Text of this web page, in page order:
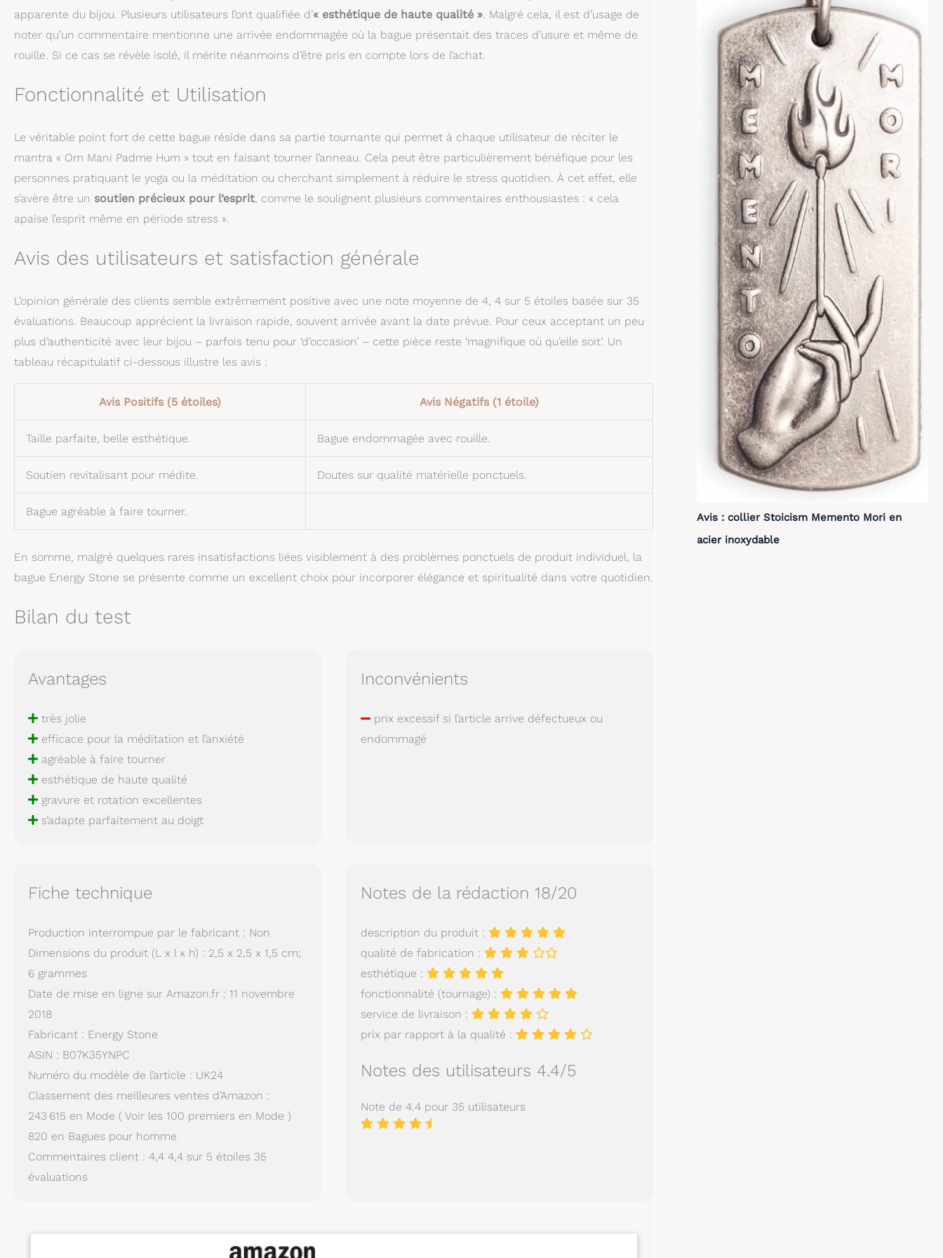
apparente du bijou. Plusieurs utilisateurs l’ont qualifiée d’« esthétique de haute qualité ». Malgré cela, il est d’usage de
noter qu’un commentaire mentionne une arrivée endommagée où la bague présentait des traces d’usure et même de
rouille. Si ce cas se révèle isolé, il mérite néanmoins d’être pris en compte lors de l’achat.
Fonctionnalité et Utilisation
Le véritable point fort de cette bague réside dans sa partie tournante qui permet à chaque utilisateur de réciter le
mantra « Om Mani Padme Hum » tout en faisant tourner l’anneau. Cela peut être particulièrement bénéfique pour les
personnes pratiquant le yoga ou la méditation ou cherchant simplement à réduire le stress quotidien. À cet effet, elle
s’avère être un soutien précieux pour l’esprit, comme le soulignent plusieurs commentaires enthousiastes : « cela
apaise l’esprit même en période stress ».
Avis des utilisateurs et satisfaction générale
L’opinion générale des clients semble extrêmement positive avec une note moyenne de 4, 4 sur 5 étoiles basée sur 35
évaluations. Beaucoup apprécient la livraison rapide, souvent arrivée avant la date prévue. Pour ceux acceptant un peu
plus d’authenticité avec leur bijou – parfois tenu pour ‘d’occasion’ – cette pièce reste ‘magnifique où qu’elle soit’. Un
tableau récapitulatif ci-dessous illustre les avis :
Avis Positifs (5 étoiles) Avis Négatifs (1 étoile)
Taille parfaite, belle esthétique. Bague endommagée avec rouille.
Soutien revitalisant pour médite. Doutes sur qualité matérielle ponctuels.
Bague agréable à faire tourner.
En somme, malgré quelques rares insatisfactions liées visiblement à des problèmes ponctuels de produit individuel, la
bague Energy Stone se présente comme un excellent choix pour incorporer élégance et spiritualité dans votre quotidien.
Bilan du test
Avantages
très jolie
efficace pour la méditation et l’anxiété
agréable à faire tourner
esthétique de haute qualité
gravure et rotation excellentes
s’adapte parfaitement au doigt
Inconvénients
prix excessif si l’article arrive défectueux ou
endommagé
Fiche technique
Production interrompue par le fabricant : Non
Dimensions du produit (L x l x h) : 2,5 x 2,5 x 1,5 cm;
6 grammes
Date de mise en ligne sur Amazon.fr : 11 novembre
2018
Fabricant : Energy Stone
ASIN : B07K35YNPC
Numéro du modèle de l’article : UK24
Classement des meilleures ventes d’Amazon :
243 615 en Mode ( Voir les 100 premiers en Mode )
820 en Bagues pour homme
Commentaires client : 4,4 4,4 sur 5 étoiles 35
évaluations
Notes de la rédaction 18/20
description du produit :
qualité de fabrication :
esthétique :
fonctionnalité (tournage) :
service de livraison :
prix par rapport à la qualité :
Notes des utilisateurs 4.4/5
Note de 4.4 pour 35 utilisateurs
Avis : collier Stoicism Memento Mori en
acier inoxydable